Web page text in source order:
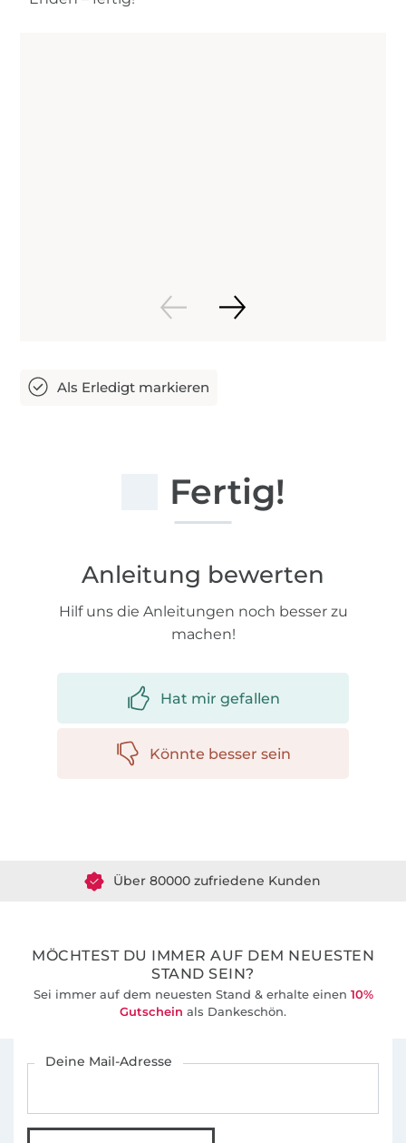
Fertig!
Anleitung bewerten
Hilf uns die Anleitungen noch besser zu
machen!
Hat mir gefallen
Könnte besser sein
MÖCHTEST DU IMMER AUF DEM NEUESTEN
STAND SEIN?
Sei immer auf dem neuesten Stand & erhalte einen 10%
Gutschein als Dankeschön.
Deine Mail-Adresse